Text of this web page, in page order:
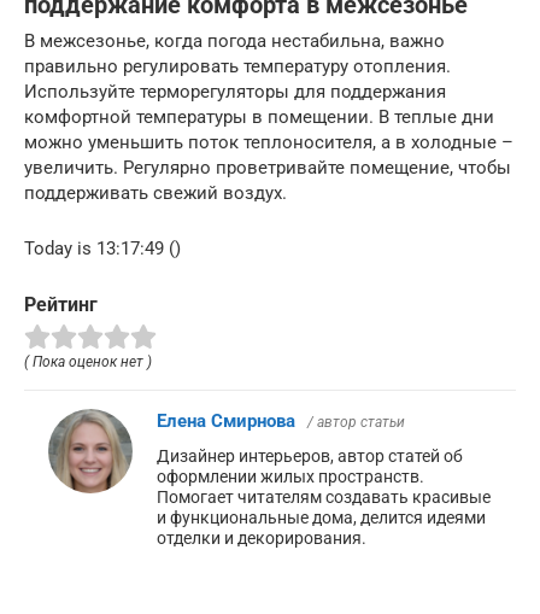
В межсезонье, когда погода нестабильна, важно
правильно регулировать температуру отопления.
Используйте терморегуляторы для поддержания
комфортной температуры в помещении. В теплые дни
можно уменьшить поток теплоносителя, а в холодные –
увеличить. Регулярно проветривайте помещение, чтобы
поддерживать свежий воздух.
Today is 13:17:49 ()
Рейтинг
( Пока оценок нет )
Елена Смирнова / автор статьи
Дизайнер интерьеров, автор статей об
оформлении жилых пространств.
Помогает читателям создавать красивые
и функциональные дома, делится идеями
отделки и декорирования.